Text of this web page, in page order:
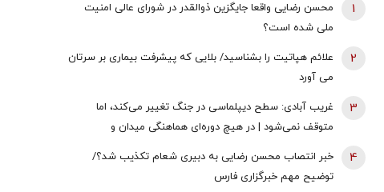
محسن رضایی واقعا جایگزین ذوالقدر در شورای عالی امنیت
ملی شده است؟
1
علائم هپاتیت را بشناسید/ بلایی که پیشرفت بیماری بر سرتان
می آورد
2
غریب آبادی: سطح دیپلماسی در جنگ تغییر می‌کند، اما
متوقف نمی‌شود | در هیچ دوره‌ای هماهنگی میدان و
ادبیاتمان در زمان صلح باشد؟
3
خبر انتصاب محسن رضایی به دبیری شعام تکذیب شد؟/
توضیح مهم خبرگزاری فارس
4